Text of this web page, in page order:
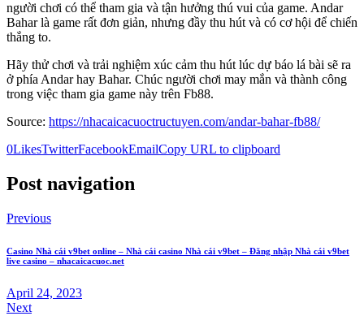
người chơi có thể tham gia và tận hưởng thú vui của game. Andar
Bahar là game rất đơn giản, nhưng đầy thu hút và có cơ hội để chiến
thắng to.
Hãy thử chơi và trải nghiệm xúc cảm thu hút lúc dự báo lá bài sẽ ra
ở phía Andar hay Bahar. Chúc người chơi may mắn và thành công
trong việc tham gia game này trên Fb88.
Source: https://nhacaicacuoctructuyen.com/andar-bahar-fb88/
0LikesTwitterFacebookEmailCopy URL to clipboard
Post navigation
Previous
Casino Nhà cái v9bet online – Nhà cái casino Nhà cái v9bet – Đăng nhập Nhà cái v9bet
live casino – nhacaicacuoc.net
April 24, 2023
Next